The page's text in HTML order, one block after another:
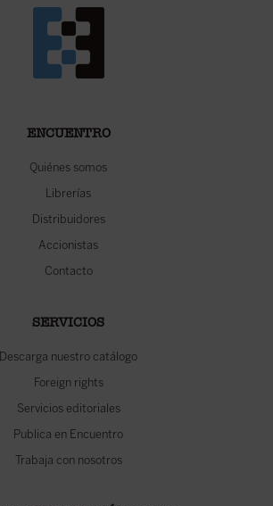
ENCUENTRO
Quiénes somos
Librerías
Distribuidores
Accionistas
Contacto
SERVICIOS
Descarga nuestro catálogo
Foreign rights
Servicios editoriales
Publica en Encuentro
Trabaja con nosotros